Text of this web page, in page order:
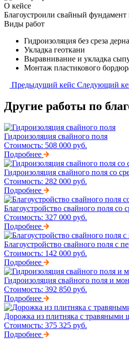
О кейсе
Благоустроили свайный
Виды работ
Гидроизоляция без среза дерна
Укладка геоткани
Выравнивание и укладка
Монтаж пластикового
Предыдущий кейс Следующий
Другие работы по
Гидроизоляция свайного поля
Стоимость: 508 000 руб.
Подробнее
Гидроизоляция свайного поля со
Стоимость: 282 000 руб.
Подробнее
Благоустройство свайного поля со
Стоимость: 327 000 руб.
Подробнее
Благоустройство свайного поля с
Стоимость: 142 000 руб.
Подробнее
Гидроизоляция свайного поля и
Стоимость: 392 850 руб.
Подробнее
Дорожка из плитняка с травяными
Стоимость: 375 325 руб.
Подробнее